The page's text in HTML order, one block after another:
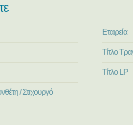
/ Στιχουργό
Εταιρεία
Τίτλο
Τίτλο LP